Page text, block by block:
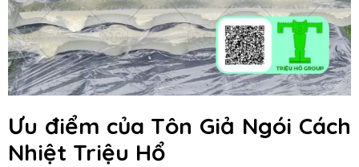
Ưu điểm của Tôn Giả Ngói Cách
Nhiệt Triệu Hổ